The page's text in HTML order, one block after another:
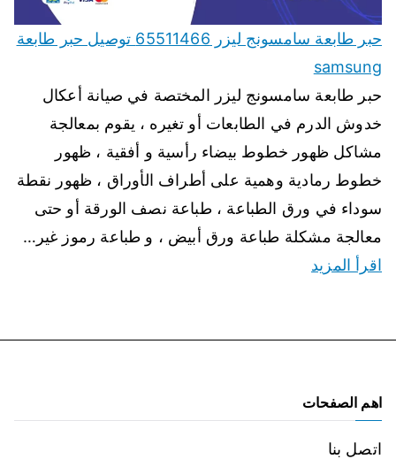
حبر طابعة سامسونج ليزر 65511466 توصيل حبر طابعة
samsung
حبر طابعة سامسونج ليزر المختصة في صيانة أعكال
خدوش الدرم في الطابعات أو تغيره ، يقوم بمعالجة
مشاكل ظهور خطوط بيضاء رأسية و أفقية ، ظهور
خطوط رمادية وهمية على أطراف الأوراق ، ظهور نقطة
سوداء في ورق الطباعة ، طباعة نصف الورقة أو حتى
معالجة مشكلة طباعة ورق أبيض ، و طباعة رموز غير…
اقرأ المزيد
اهم الصفحات
اتصل بنا